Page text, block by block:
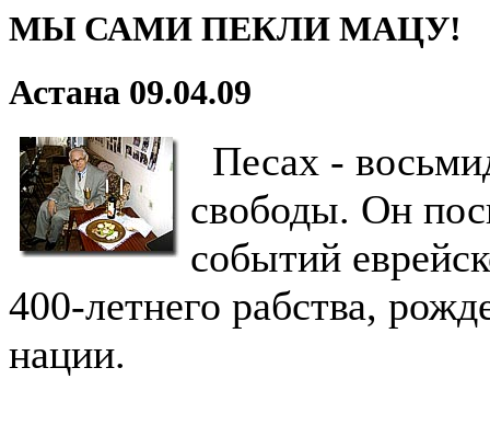
МЫ САМИ ПЕКЛИ МАЦУ!
Астана 09.04.09
Песах -
свободы. Он
событий
400-летнего рабства,
нации.